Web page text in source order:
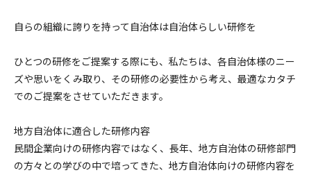
自らの組織に誇りを持って自治体は自治体らしい研修を
ひとつの研修をご提案する際にも、私たちは、各自治体様のニー
ズや思いをくみ取り、その研修の必要性から考え、最適なカタチ
でのご提案をさせていただきます。
地方自治体に適合した研修内容
民間企業向けの研修内容ではなく、長年、地方自治体の研修部門
の方々との学びの中で培ってきた、地方自治体向けの研修内容を